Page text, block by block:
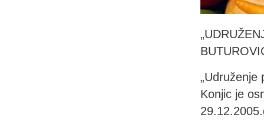
„Udruženje
Konjic je